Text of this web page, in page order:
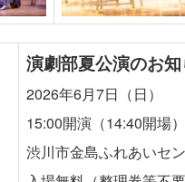
演劇部夏公演のお
2026年6月7日（日）
15:00開演（14:40開場）
渋川市金島ふれあいセ